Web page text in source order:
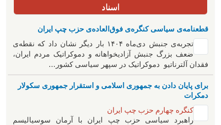
اسناد
قطعنامه‌ی سیاسی کنگره‌ی فوق‌العاده‌ی حزب چپ ایران
تجربه‌ی جنبش دی‌ماه ۱۴۰۴ بار دیگر نشان داد که نقطه‌ی
ضعف بزرگ جنبش آزادیخواهانه و دموکراتیک مردم ایران،
فقدان آلترناتیو دموکراتیک در سپهر سیاسی کشور…
برای پایان دادن به جمهوری اسلامی و استقرار جمهوری سکولار
دمکرات
کنگره چهارم حزب چپ ایران
راهبرد سياسی حزب چپ ایران با آرمان سوسیالیسم